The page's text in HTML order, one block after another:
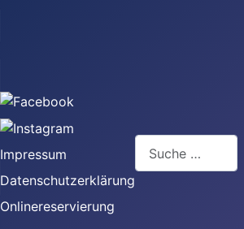
Impressum
Datenschutzerklärung
Onlinereservierung